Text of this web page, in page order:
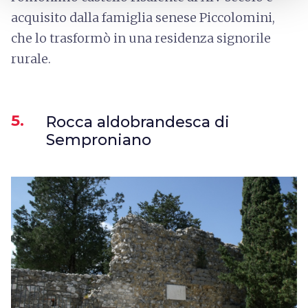
acquisito dalla famiglia senese Piccolomini,
che lo trasformò in una residenza signorile
rurale.
5.
Rocca aldobrandesca di
Semproniano